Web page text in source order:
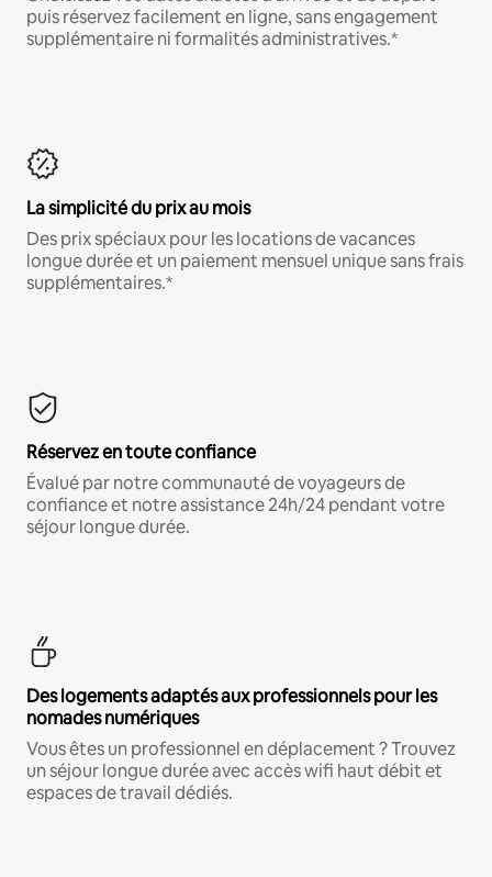
puis réservez facilement en ligne, sans engagement
supplémentaire ni formalités administratives.*
La simplicité du prix au mois
Des prix spéciaux pour les locations de vacances
longue durée et un paiement mensuel unique sans frais
supplémentaires.*
Réservez en toute confiance
Évalué par notre communauté de voyageurs de
confiance et notre assistance 24h/24 pendant votre
séjour longue durée.
Des logements adaptés aux professionnels pour les
nomades numériques
Vous êtes un professionnel en déplacement ? Trouvez
un séjour longue durée avec accès wifi haut débit et
espaces de travail dédiés.